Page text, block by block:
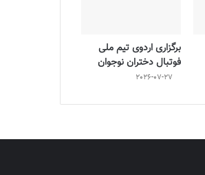
برگزاری اردوی تیم ملی
فوتبال دختران نوجوان
2026-07-27